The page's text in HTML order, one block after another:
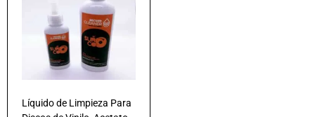
Líquido de Limpieza Para